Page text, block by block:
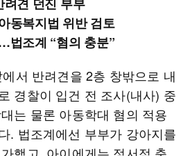
동복지법 위반 검토
법조계 “혐의 충분”
서 반려견을 2층 창밖으로 내
경찰이 입건 전 조사(내사) 중
는 물론 아동학대 혐의 적용
. 법조계에선 부부가 강아지를